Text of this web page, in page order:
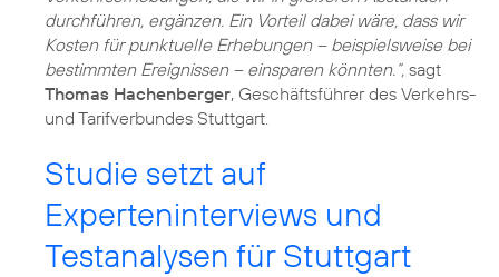
durchführen, ergänzen. Ein Vorteil dabei wäre, dass wir
Kosten für punktuelle Erhebungen – beispielsweise bei
bestimmten Ereignissen – einsparen könnten.“, sagt
Thomas Hachenberger, Geschäftsführer des Verkehrs-
und Tarifverbundes Stuttgart.
Studie setzt auf
Experteninterviews und
Testanalysen für Stuttgart